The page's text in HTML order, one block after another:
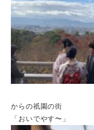
からの祇園の街
「おいでやす〜」